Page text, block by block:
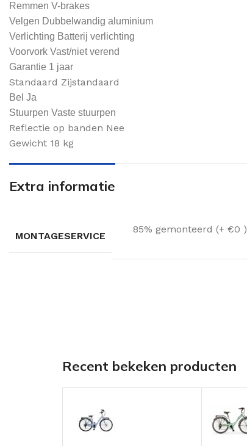
Remmen V-brakes
Velgen Dubbelwandig aluminium
Verlichting Batterij verlichting
Voorvork Vast/niet verend
Garantie 1 jaar
Standaard Zijstandaard
Bel Ja
Stuurpen Vaste stuurpen
Reflectie op banden Nee
Gewicht 18 kg
Extra informatie
MONTAGESERVICE
85% gemonteerd (+ €0 )
Recent bekeken producten